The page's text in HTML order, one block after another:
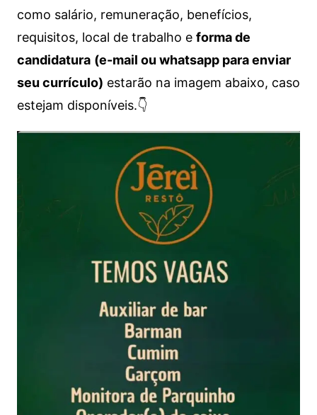
como salário, remuneração, benefícios,
requisitos, local de trabalho e forma de
candidatura (e-mail ou whatsapp para enviar
seu currículo) estarão na imagem abaixo, caso
estejam disponíveis.👇